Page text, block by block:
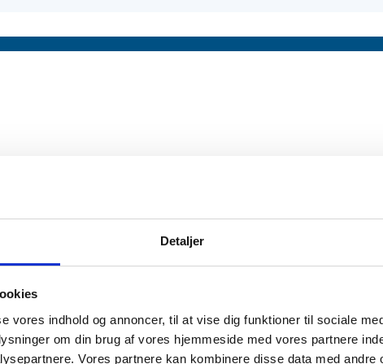
Detaljer
vores indhold og annoncer, til at vise dig funktioner til sociale
om din brug af vores hjemmeside med vores partnere
Vores partnere kan kombinere disse data med andre